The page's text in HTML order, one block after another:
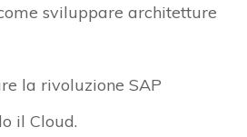
sviluppare architetture
la rivoluzione SAP
il Cloud.